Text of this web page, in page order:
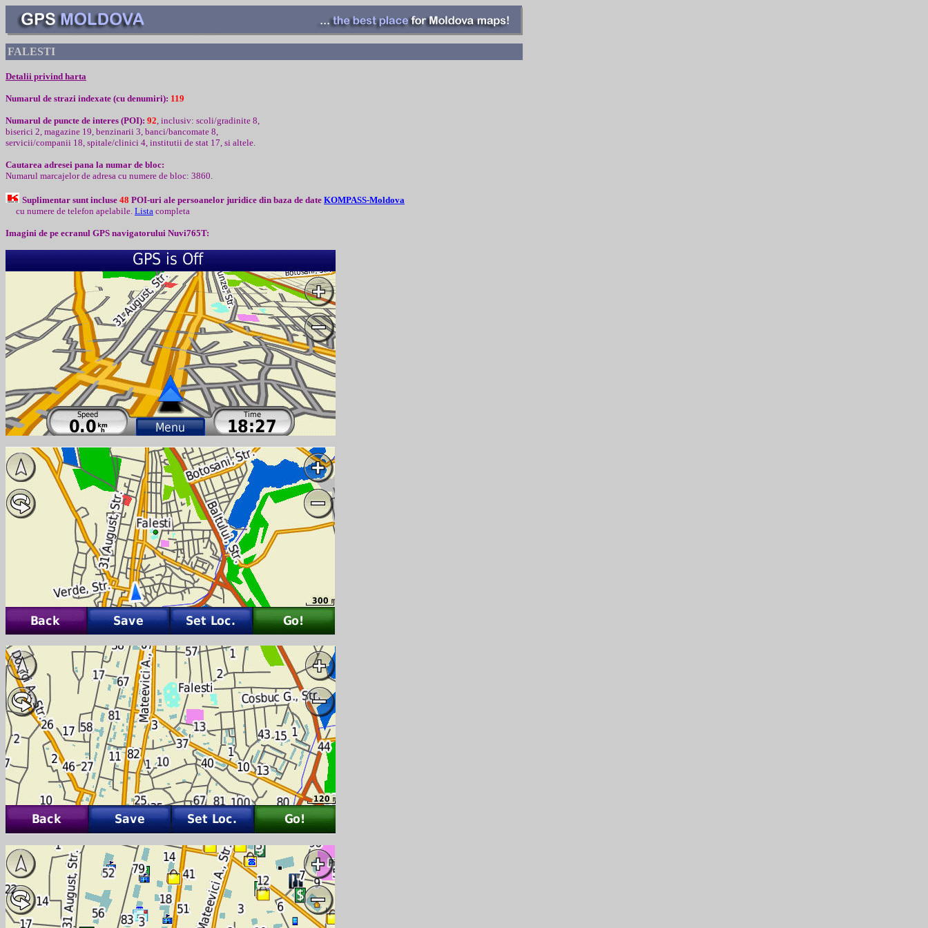
FALESTI
Detalii privind harta
Numarul de strazi indexate (cu denumiri): 119
Numarul de puncte de interes (POI): 92, inclusiv: scoli/gradinite 8,
biserici 2, magazine 19, benzinarii 3, banci/bancomate 8,
servicii/companii 18, spitale/clinici 4, institutii de stat 17, si altele.
Cautarea adresei pana la numar de bloc:
Numarul marcajelor de adresa cu numere de bloc: 3860.
Suplimentar sunt incluse 48 POI-uri ale persoanelor juridice din baza de date KOMPASS-Moldova
cu numere de telefon apelabile. Lista completa
Imagini de pe ecranul GPS navigatorului Nuvi765T: